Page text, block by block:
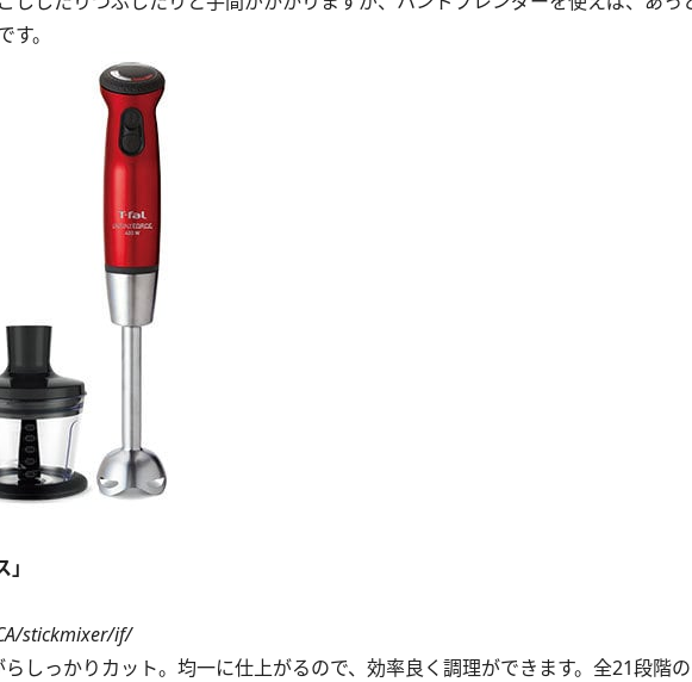
。
stickmixer/if/
しっかりカット。均一に仕上がるので、効率良く調理ができます。全21段階